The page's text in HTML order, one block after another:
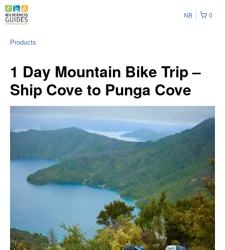
0
NB
Products
1 Day Mountain Bike Trip –
Ship Cove to Punga Cove